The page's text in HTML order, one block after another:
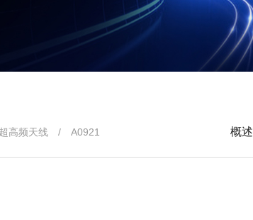
概述
超高频天线 / A0921